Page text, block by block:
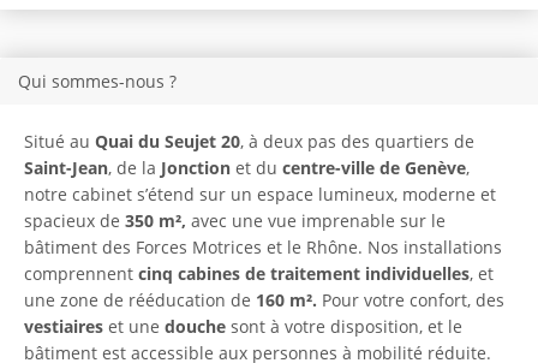
Qui sommes-nous ?
Situé au Quai du Seujet 20, à deux pas des quartiers de
Saint-Jean, de la Jonctionet du centre-ville de Genève,
notre cabinet s’étend sur un espace lumineux, moderne et
spacieux de 350 m², avec une vue imprenable sur le
bâtiment des Forces Motrices et le Rhône. Nos installations
comprennent cinq cabines de traitement individuelles, et
une zone de rééducation de 160 m². Pour votre confort, des
vestiaireset une douchesont à votre disposition, et le
bâtiment est accessible aux personnes à mobilité réduite.